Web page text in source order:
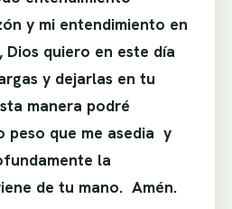
y mi entendimiento en
quiero en este día
y dejarlas en tu
manera podré
peso que me asedia y
la
de tu mano. Amén.